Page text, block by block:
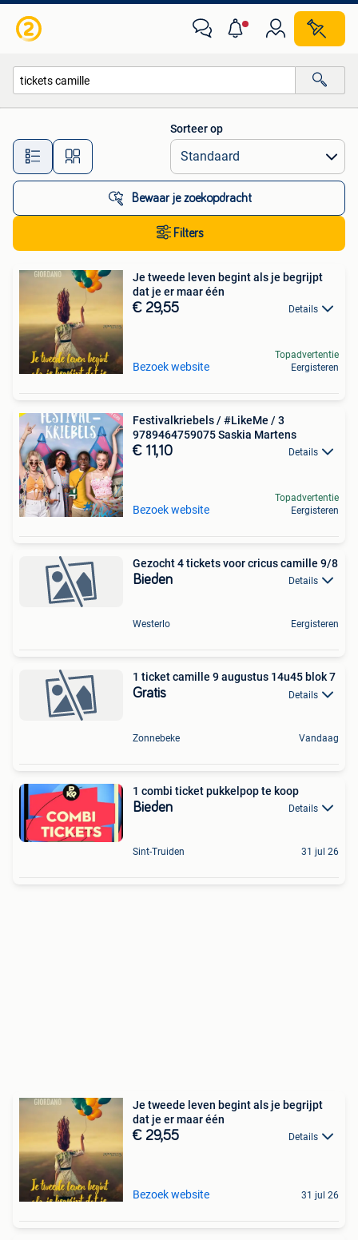
Alle afstanden…
Sorteer op
Bewaar je zoekopdracht
Filters
Je tweede leven begint als je begrijpt
dat je er maar één
€ 29,55 Details
Bezoek website
Topadvertentie
Eergisteren
Festivalkriebels / #LikeMe / 3
9789464759075 Saskia Martens
€ 11,10 Details
Bezoek website
Topadvertentie
Eergisteren
Gezocht 4 tickets voor cricus camille 9/8
Bieden Details
Westerlo Eergisteren
1 ticket camille 9 augustus 14u45 blok 7
Gratis Details
Zonnebeke Vandaag
1 combi ticket pukkelpop te koop
Bieden Details
Sint-Truiden 31 jul 26
Je tweede leven begint als je begrijpt
dat je er maar één
€ 29,55 Details
Bezoek website 31 jul 26